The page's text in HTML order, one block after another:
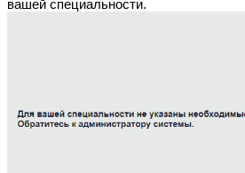
вашей специальности.